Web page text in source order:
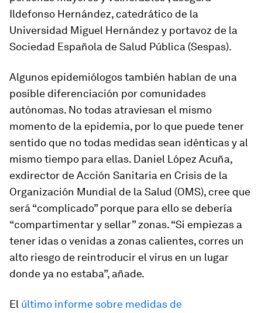
Ildefonso Hernández, catedrático de la
Universidad Miguel Hernández y portavoz de la
Sociedad Española de Salud Pública (Sespas).
Algunos epidemiólogos también hablan de una
posible diferenciación por comunidades
autónomas. No todas atraviesan el mismo
momento de la epidemia, por lo que puede tener
sentido que no todas medidas sean idénticas y al
mismo tiempo para ellas. Daniel López Acuña,
exdirector de Acción Sanitaria en Crisis de la
Organización Mundial de la Salud (OMS), cree que
será “complicado” porque para ello se debería
“compartimentar y sellar” zonas. “Si empiezas a
tener idas o venidas a zonas calientes, corres un
alto riesgo de reintroducir el virus en un lugar
donde ya no estaba”, añade.
El último informe sobre medidas de